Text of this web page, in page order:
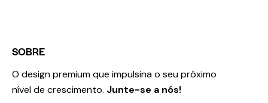
SOBRE
O design premium que impulsina o seu próximo
nível de crescimento. Junte-se a nós!